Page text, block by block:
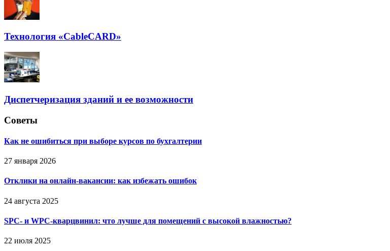
Технология «CableCARD»
Диспетчеризация зданий и ее возможности
Советы
Как не ошибиться при выборе курсов по бухгалтерии
27 января 2026
Отклики на онлайн-вакансии: как избежать ошибок
24 августа 2025
SPC- и WPC-кварцвинил: что лучше для помещений с высокой влажностью?
22 июля 2025